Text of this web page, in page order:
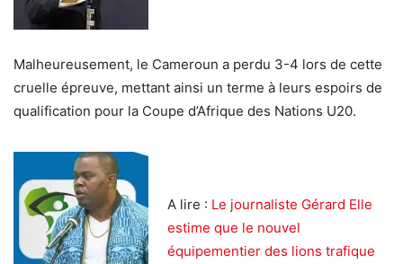
Malheureusement, le Cameroun a perdu 3-4 lors de cette
cruelle épreuve, mettant ainsi un terme à leurs espoirs de
qualification pour la Coupe d’Afrique des Nations U20.
A lire : Le journaliste Gérard Elle
estime que le nouvel
équipementier des lions trafique